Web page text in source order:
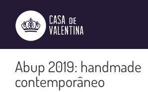
conteúdo
Abup 2019: handmade
contemporâneo